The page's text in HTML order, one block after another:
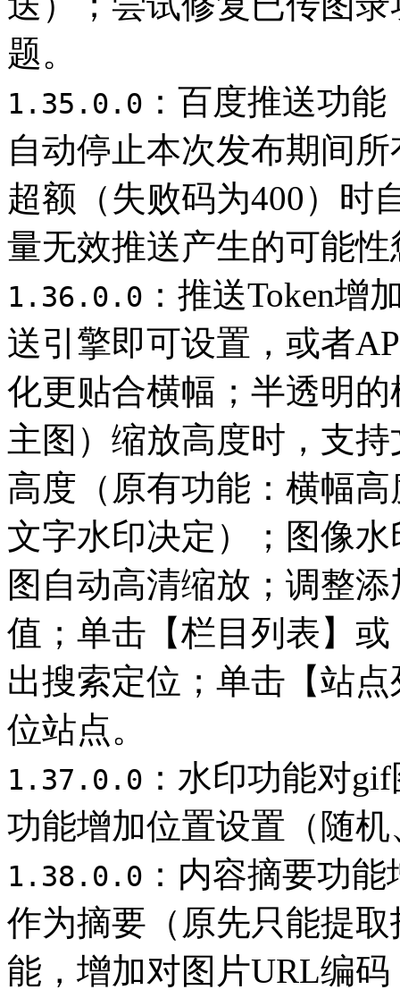
题。
1.35.0.0 ：百度推送功
自动停止本次发布期间
超额（失败码为400）时
量无效推送产生的可能性
1.36.0.0 ：推送Token增
送引擎即可设置，或者
化更贴合横幅；半透明
主图）缩放高度时，支
高度（原有功能：横幅
文字水印决定）；图像
图自动高清缩放；调整
值；单击【栏目列表】
出搜索定位；单击【站
位站点。
1.37.0.0 ：水印功能对
功能增加位置设置（随
1.38.0.0 ：内容摘要功
作为摘要（原先只能提
能，增加对图片URL编